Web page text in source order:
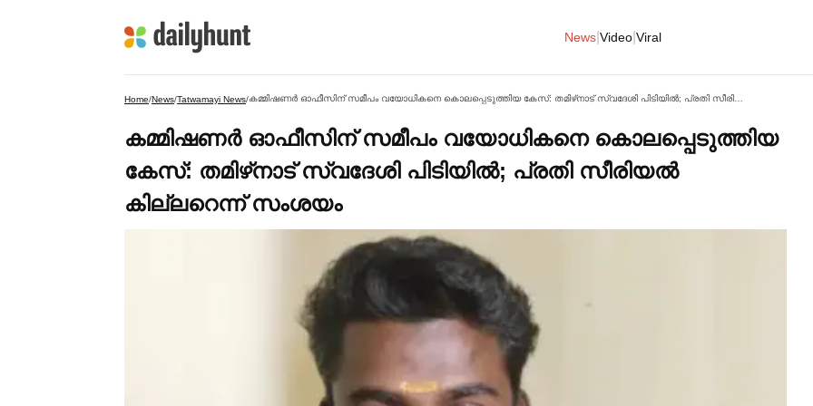
News Video Viral
Home/News/Tatwamayi News/
കമ്മിഷണര്‍ ഓഫീസിന് സമീപം വയോധികനെ കൊലപ്പെടുത്തിയ
കേസ്: തമിഴ്‌നാട് സ്വദേശി പിടിയില്‍; പ്രതി സീരിയല്‍
കില്ലറെന്ന് സംശയം